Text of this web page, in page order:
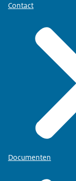
Contact
Documenten